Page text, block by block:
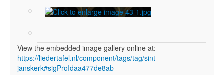
View the embedded image gallery online at:
https://liedertafel.nl/component/tags/tag/sint-
janskerk#sigProIdaa477de8ab